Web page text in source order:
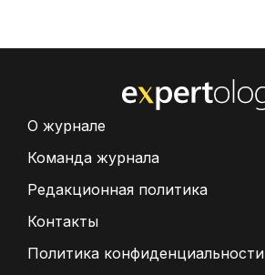
О журнале
Команда журнала
Редакционная политика
Контакты
Политика конфиденциальности